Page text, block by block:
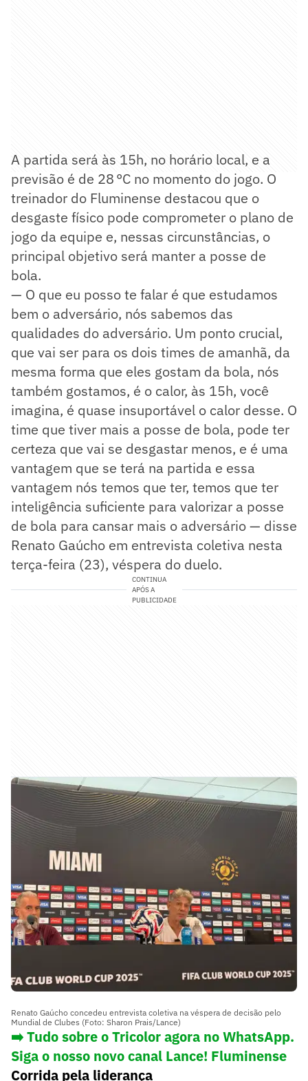
A partida será às 15h, no horário local, e a
previsão é de 28 °C no momento do jogo. O
treinador do Fluminense destacou que o
desgaste físico pode comprometer o plano de
jogo da equipe e, nessas circunstâncias, o
principal objetivo será manter a posse de
bola.
— O que eu posso te falar é que estudamos
bem o adversário, nós sabemos das
qualidades do adversário. Um ponto crucial,
que vai ser para os dois times de amanhã, da
mesma forma que eles gostam da bola, nós
também gostamos, é o calor, às 15h, você
imagina, é quase insuportável o calor desse. O
time que tiver mais a posse de bola, pode ter
certeza que vai se desgastar menos, e é uma
vantagem que se terá na partida e essa
vantagem nós temos que ter, temos que ter
inteligência suficiente para valorizar a posse
de bola para cansar mais o adversário — disse
Renato Gaúcho em entrevista coletiva nesta
terça-feira (23), véspera do duelo.
CONTINUA
APÓS A
PUBLICIDADE
Renato Gaúcho concedeu entrevista coletiva na véspera de decisão pelo
Mundial de Clubes (Foto: Sharon Prais/Lance)
➡️ Tudo sobre o Tricolor agora no WhatsApp.
Siga o nosso novo canal Lance! Fluminense
Corrida pela liderança